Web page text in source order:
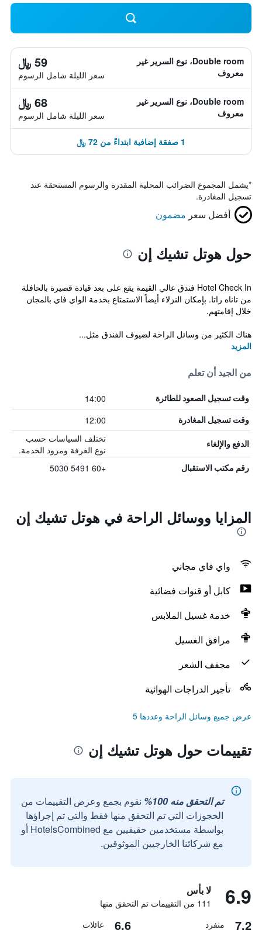
Double room، نوع السرير غير
معروف
59 ﷼
سعر الليلة شامل الرسوم
Double room، نوع السرير غير
معروف
68 ﷼
سعر الليلة شامل الرسوم
1 صفقة إضافية ابتداءً من 72 ﷼
*يشمل المجموع الضرائب المحلية المقدرة والرسوم المستحقة عند
تسجيل المغادرة.
أفضل سعر مضمون
حول هوتل تشيك إن
Hotel Check In فندق عالي القيمة يقع على بعد قيادة قصيرة بالحافلة
من تاناه راتا. بإمكان النزلاء أيضاً الاستمتاع بخدمة الواي فاي بالمجان
خلال إقامتهم.
هناك الكثير من وسائل الراحة لضيوف الفندق مثل...
المزيد
من الجيد أن تعلم
وقت تسجيل الصعود للطائرة 14:00
وقت تسجيل المغادرة 12:00
الدفع والإلغاء
تختلف السياسات حسب
نوع الغرفة ومزود الخدمة.
رقم مكتب الاستقبال +60 5491 5030
المزايا ووسائل الراحة في هوتل تشيك إن
واي فاي مجاني
كابل أو قنوات فضائية
خدمة غسيل الملابس
مرافق الغسيل
مجفف الشعر
تأجير الدراجات الهوائية
عرض جميع وسائل الراحة وعددها 5
تقييمات حول هوتل تشيك إن
تم التحقق منه 100%
نقوم بجمع وعرض التقييمات من
الحجوزات التي تم التحقق منها فقط والتي تم إجراؤها
بواسطة مستخدمين حقيقيين مع HotelsCombined أو
مع شركائنا الخارجيين الموثوقين.
6.9 لا بأس
111 من التقييمات تم التحقق منها
7.2 منفرد 6.6 عائلات